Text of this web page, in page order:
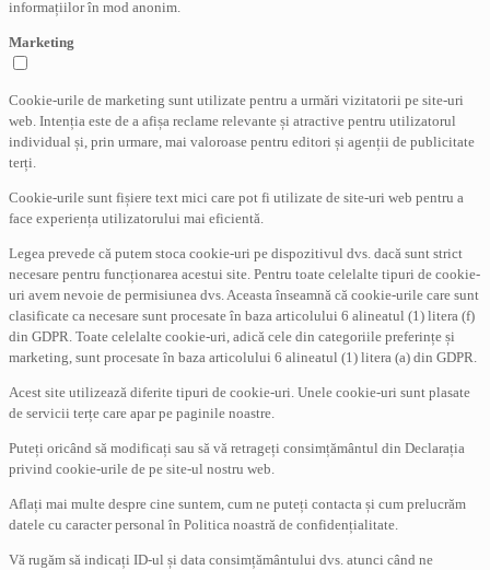
informațiilor în mod anonim.
Marketing
Cookie-urile de marketing sunt utilizate pentru a urmări vizitatorii pe site-uri
web. Intenția este de a afișa reclame relevante și atractive pentru utilizatorul
individual și, prin urmare, mai valoroase pentru editori și agenții de publicitate
terți.
Cookie-urile sunt fișiere text mici care pot fi utilizate de site-uri web pentru a
face experiența utilizatorului mai eficientă.
Legea prevede că putem stoca cookie-uri pe dispozitivul dvs. dacă sunt strict
necesare pentru funcționarea acestui site. Pentru toate celelalte tipuri de cookie-
uri avem nevoie de permisiunea dvs. Aceasta înseamnă că cookie-urile care sunt
clasificate ca necesare sunt procesate în baza articolului 6 alineatul (1) litera (f)
din GDPR. Toate celelalte cookie-uri, adică cele din categoriile preferințe și
marketing, sunt procesate în baza articolului 6 alineatul (1) litera (a) din GDPR.
Acest site utilizează diferite tipuri de cookie-uri. Unele cookie-uri sunt plasate
de servicii terțe care apar pe paginile noastre.
Puteți oricând să modificați sau să vă retrageți consimțământul din Declarația
privind cookie-urile de pe site-ul nostru web.
Aflați mai multe despre cine suntem, cum ne puteți contacta și cum prelucrăm
datele cu caracter personal în Politica noastră de confidențialitate.
Vă rugăm să indicați ID-ul și data consimțământului dvs. atunci când ne